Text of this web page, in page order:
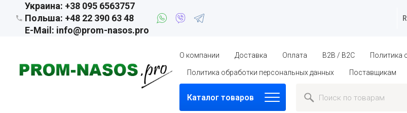
Украина: +38 095 6563757
Польша: +48 22 390 63 48
E-Mail: info@prom-nasos.pro
О компании Доставка Оплата B2B / B2C Политика
Политика обработки персональных данных Поставщикам
Каталог товаров